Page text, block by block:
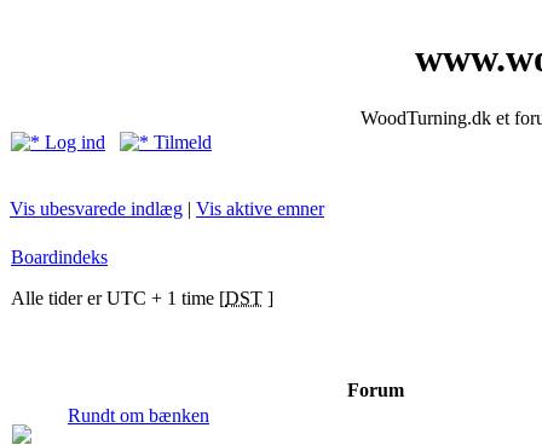
WoodTurning.dk et
Log ind
Tilmeld
Vis ubesvarede indlæg | Vis aktive emner
Boardindeks
Alle tider er UTC + 1 time [DST ]
Forum
Rundt om bænken